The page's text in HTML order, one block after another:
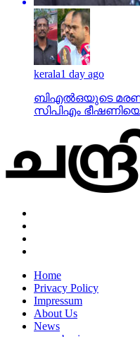
kerala1 day ago
ബിഎല്‍ഒയുടെ
സിപിഎം
Home
Privacy Policy
Impressum
About Us
News